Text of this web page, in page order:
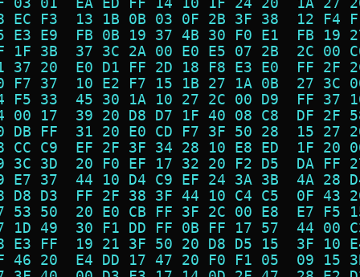
EC F3  13 1B 0B 03 0F 2B 3F 38  12
E3 E9  FB 0B 19 37 4B 30 F0 E1  FB
1F 3B  37 3C 2A 00 E0 E5 07 2B  2C
37 20  E0 D1 FF 2D 18 F8 E3 E0  FF
F7 37  10 E2 F7 15 1B 27 1A 0B  27
F5 33  45 30 1A 10 27 2C 00 D9  FF
00 17  39 20 D8 D7 1F 40 08 C8  DF
DB FF  31 20 E0 CD F7 3F 50 28  15
CC C9  EF 2F 3F 34 28 10 E8 ED  1F
3C 3D  20 F0 EF 17 32 20 F2 D5  DA
E7 37  44 10 D4 C9 EF 24 3A 3B  4A
D8 D3  FF 2F 38 3F 44 10 C4 C5  0F
53 50  20 E0 CB FF 3F 2C 00 E8  E7
1D 49  30 F1 DD FF 0B FF 17 57  44
E3 FF  19 21 3F 50 20 D8 D5 15  3F
46 20  E4 DD 17 47 20 F0 F1 05  09